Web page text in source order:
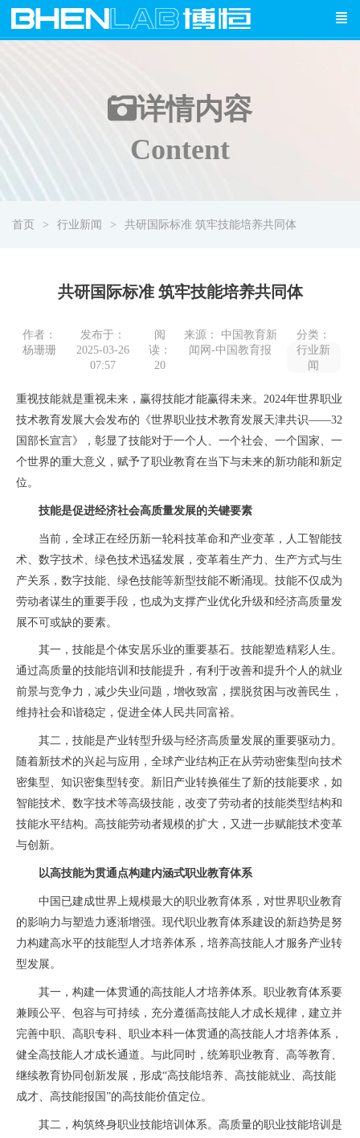
详情内容
Content
首页 行业新闻 共研国际标准 筑牢技能培养共同体
共研国际标准 筑牢技能培养共同体
作者：
杨珊珊
发布于：
2025-03-26
07:57
阅
读：
20
来源： 中国教育新
闻网-中国教育报
分类：
行业新
闻
重视技能就是重视未来，赢得技能才能赢得未来。2024年世界职业
技术教育发展大会发布的《世界职业技术教育发展天津共识——32
国部长宣言》，彰显了技能对于一个人、一个社会、一个国家、一
个世界的重大意义，赋予了职业教育在当下与未来的新功能和新定
位。
技能是促进经济社会高质量发展的关键要素
当前，全球正在经历新一轮科技革命和产业变革，人工智能技
术、数字技术、绿色技术迅猛发展，变革着生产力、生产方式与生
产关系，数字技能、绿色技能等新型技能不断涌现。技能不仅成为
劳动者谋生的重要手段，也成为支撑产业优化升级和经济高质量发
展不可或缺的要素。
其一，技能是个体安居乐业的重要基石。技能塑造精彩人生。
通过高质量的技能培训和技能提升，有利于改善和提升个人的就业
前景与竞争力，减少失业问题，增收致富，摆脱贫困与改善民生，
维持社会和谐稳定，促进全体人民共同富裕。
其二，技能是产业转型升级与经济高质量发展的重要驱动力。
随着新技术的兴起与应用，全球产业结构正在从劳动密集型向技术
密集型、知识密集型转变。新旧产业转换催生了新的技能要求，如
智能技术、数字技术等高级技能，改变了劳动者的技能类型结构和
技能水平结构。高技能劳动者规模的扩大，又进一步赋能技术变革
与创新。
以高技能为贯通点构建内涵式职业教育体系
中国已建成世界上规模最大的职业教育体系，对世界职业教育
的影响力与塑造力逐渐增强。现代职业教育体系建设的新趋势是努
力构建高水平的技能型人才培养体系，培养高技能人才服务产业转
型发展。
其一，构建一体贯通的高技能人才培养体系。职业教育体系要
兼顾公平、包容与可持续，充分遵循高技能人才成长规律，建立并
完善中职、高职专科、职业本科一体贯通的高技能人才培养体系，
健全高技能人才成长通道。与此同时，统筹职业教育、高等教育、
继续教育协同创新发展，形成“高技能培养、高技能就业、高技能
成才、高技能报国”的高技能价值定位。
其二，构筑终身职业技能培训体系。高质量的职业技能培训是